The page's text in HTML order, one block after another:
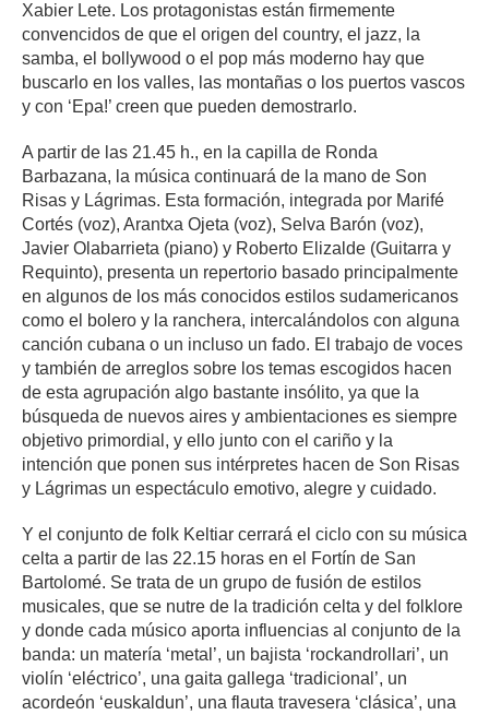
Xabier Lete. Los protagonistas están firmemente
convencidos de que el origen del country, el jazz, la
samba, el bollywood o el pop más moderno hay que
buscarlo en los valles, las montañas o los puertos vascos
y con ‘Epa!’ creen que pueden demostrarlo.
A partir de las 21.45 h., en la capilla de Ronda
Barbazana, la música continuará de la mano de Son
Risas y Lágrimas. Esta formación, integrada por Marifé
Cortés (voz), Arantxa Ojeta (voz), Selva Barón (voz),
Javier Olabarrieta (piano) y Roberto Elizalde (Guitarra y
Requinto), presenta un repertorio basado principalmente
en algunos de los más conocidos estilos sudamericanos
como el bolero y la ranchera, intercalándolos con alguna
canción cubana o un incluso un fado. El trabajo de voces
y también de arreglos sobre los temas escogidos hacen
de esta agrupación algo bastante insólito, ya que la
búsqueda de nuevos aires y ambientaciones es siempre
objetivo primordial, y ello junto con el cariño y la
intención que ponen sus intérpretes hacen de Son Risas
y Lágrimas un espectáculo emotivo, alegre y cuidado.
Y el conjunto de folk Keltiar cerrará el ciclo con su música
celta a partir de las 22.15 horas en el Fortín de San
Bartolomé. Se trata de un grupo de fusión de estilos
musicales, que se nutre de la tradición celta y del folklore
y donde cada músico aporta influencias al conjunto de la
banda: un matería ‘metal’, un bajista ‘rockandrollari’, un
violín ‘eléctrico’, una gaita gallega ‘tradicional’, un
acordeón ‘euskaldun’, una flauta travesera ‘clásica’, una